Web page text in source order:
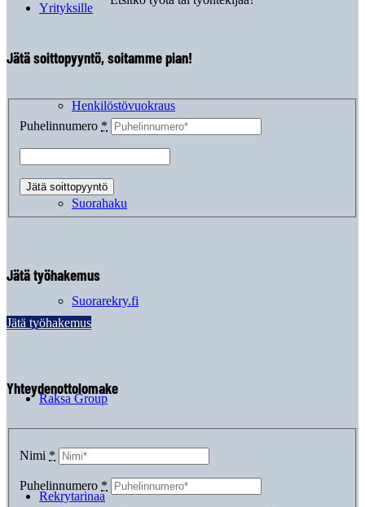
Yrityksille
Henkilöstövuokraus
Suorahaku
Suorarekry.fi
Raksa Group
Rekrytarinaa
Jätä soittopyyntö, soitamme pian!
Puhelinnumero *
Jätä työhakemus
Jätä työhakemus
Yhteydenottolomake
Nimi *
Puhelinnumero *